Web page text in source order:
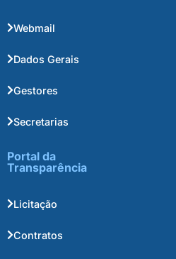
Webmail
Dados Gerais
Gestores
Secretarias
Portal da
Transparência
Licitação
Contratos